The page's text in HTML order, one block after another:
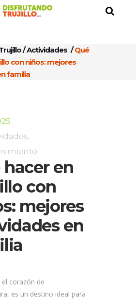
/Actividades /Qué
con niños: mejores
familia
,
hacer en
con
mejores
en
corazón de
es un destino ideal para